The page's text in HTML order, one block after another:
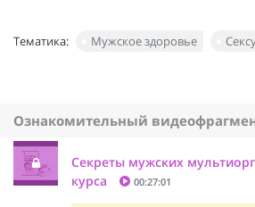
Тематика: Мужское здоровье
Ознакомительный
Секреты мужских
курса
00:27:01